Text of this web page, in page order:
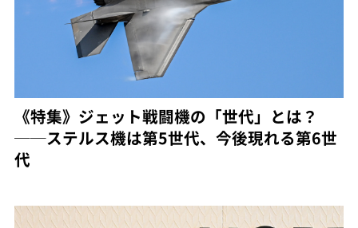
《特集》ジェット戦闘機の「世代」とは？
──ステルス機は第5世代、今後現れる第6世
代